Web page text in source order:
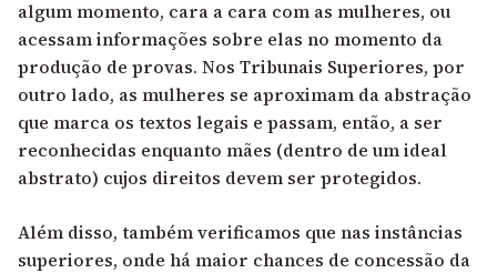
algum momento, cara a cara com as mulheres, ou
acessam informações sobre elas no momento da
produção de provas. Nos Tribunais Superiores, por
outro lado, as mulheres se aproximam da abstração
que marca os textos legais e passam, então, a ser
reconhecidas enquanto mães (dentro de um ideal
abstrato) cujos direitos devem ser protegidos.
Além disso, também verificamos que nas instâncias
superiores, onde há maior chances de concessão da